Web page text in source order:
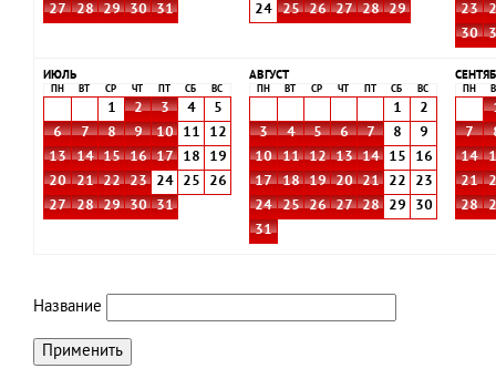
27
28 29 30 31
24
25 26 27 28 29
23
30
ИЮЛЬ
ПН ВТ СР ЧТ СБ ВС
1 2 3 4
5
6
7 8 9 10 11
12
13
14 15 16 17 18
19
20
21 22 23 24 25
26
27
28 29 30 31
АВГУСТ
ПН ВТ СР ЧТ СБ ВС
1
2
3
4 5 6 7 8
9
10
11 12 13 14 15
16
17
18 19 20 21 22
23
24
25 26 27 28 29
30
31
ПН
7
14
21
28
Название